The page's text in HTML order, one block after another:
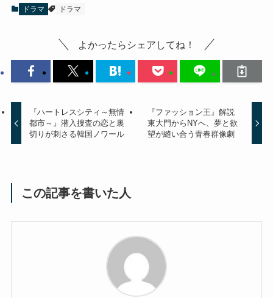
ドラマ ドラマ
よかったらシェアしてね！
『ハートレスシティ～無情
都市～』潜入捜査の恋と裏
切りが刺さる韓国ノワール
『ファッション王』解説
東大門からNYへ、夢と欲
望が縫い合う青春群像劇
この記事を書いた人